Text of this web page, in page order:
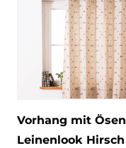
Vorhang mit Ösen
Leinenlook Hirsch